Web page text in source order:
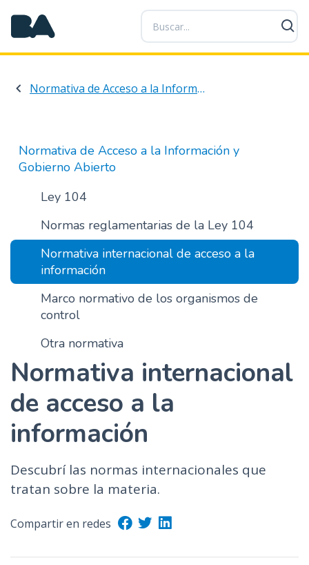
P
a
s
a
a
n
i
d
o
r
p
a
l
Normativa de Acceso a la Información y Gobierno Abierto
Normativa de Acceso a la Información y
Gobierno Abierto
Ley 104
Normas reglamentarias de la Ley 104
Normativa internacional de acceso a la
información
Marco normativo de los organismos de
control
Otra normativa
Normativa internacional
de acceso a la
información
Descubrí las normas internacionales que
tratan sobre la materia.
Compartir en redes